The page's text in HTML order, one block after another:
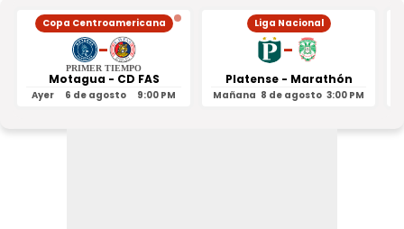
Copa Centroamericana
-
PRIMER TIEMPO
Motagua - CD FAS
Ayer 6 de agosto 9:00 PM
Liga Nacional
-
Platense - Marathón
Mañana 8 de agosto 3:00 PM